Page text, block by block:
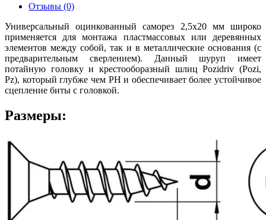
Отзывы (0)
Универсальный оцинкованный саморез 2,5х20 мм широко
применяется для монтажа пластмассовых или деревянных
элементов между собой, так и в металлические основания (с
предварительным сверлением). Данный шуруп имеет
потайную головку и крестооборазный шлиц Pozidriv (Pozi,
Pz), который глубже чем PH и обеспечивает более устойчивое
сцепление биты с головкой.
Размеры: